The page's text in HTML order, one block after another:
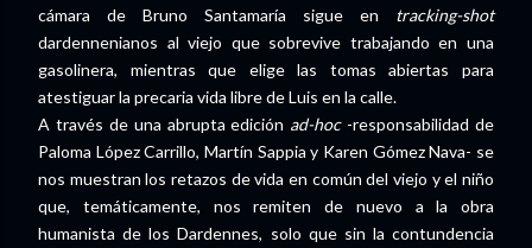
cámara de Bruno Santamaría sigue en tracking-shot
dardennenianos al viejo que sobrevive trabajando en una
gasolinera, mientras que elige las tomas abiertas para
atestiguar la precaria vida libre de Luis en la calle.
A través de una abrupta edición ad-hoc-responsabilidad de
Paloma López Carrillo, Martín Sappia y Karen Gómez Nava- se
nos muestran los retazos de vida en común del viejo y el niño
que, temáticamente, nos remiten de nuevo a la obra
humanista de los Dardennes, solo que sin la contundencia